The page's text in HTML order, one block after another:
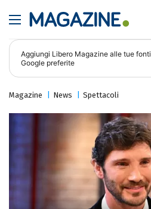
Aggiungi Libero Magazine alle tue fonti
Google preferite
Magazine News Spettacoli